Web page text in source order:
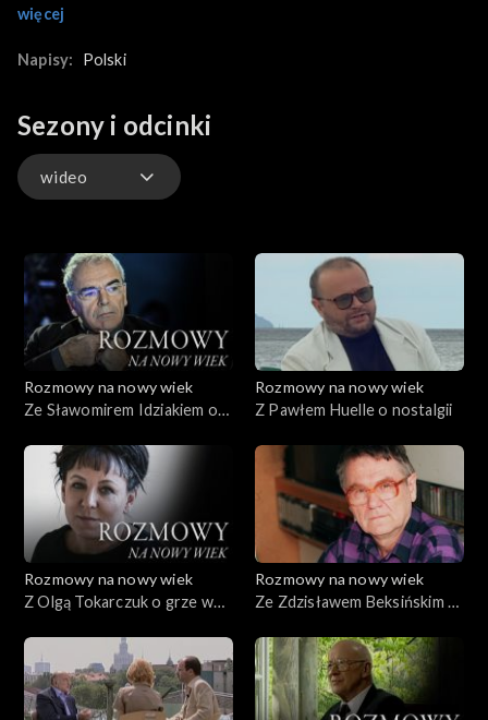
pracy nad kunsztem słowa.
więcej
Napisy: Polski
Sezony i odcinki
wideo
Rozmowy na nowy wiek
Ze Sławomirem Idziakiem o
Rozmowy na nowy wiek
Z Pawłem Huelle o nostalgii
Rozmowy na nowy wiek
Z Olgą Tokarczuk o grze w
Rozmowy na nowy wiek
Ze Zdzisławem Beksińskim o